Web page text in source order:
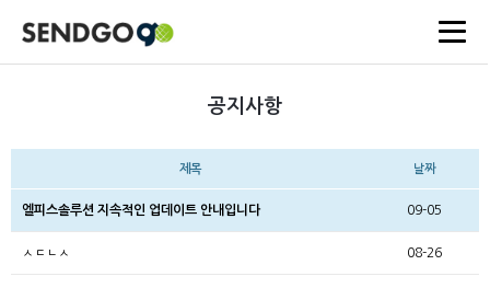
공지사항
제목 날짜
엘피스솔루션 지속적인 업데이트 안내입니다 09-05
ㅅㄷㄴㅅ 08-26